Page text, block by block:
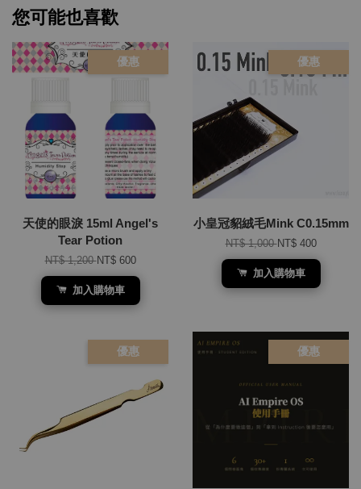
您可能也喜歡
優惠
天使的眼淚 15ml Angel's
Tear Potion
NT$ 1,200NT$ 600
加入購物車
優惠
小皇冠貂絨毛Mink C0.15mm
NT$ 1,000NT$ 400
加入購物車
優惠 優惠